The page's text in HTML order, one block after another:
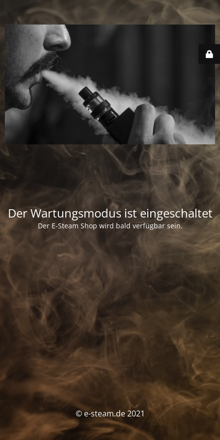
Der Wartungsmodus ist eingeschaltet
Der E-Steam Shop wird bald verfügbar sein.
© e-steam.de 2021